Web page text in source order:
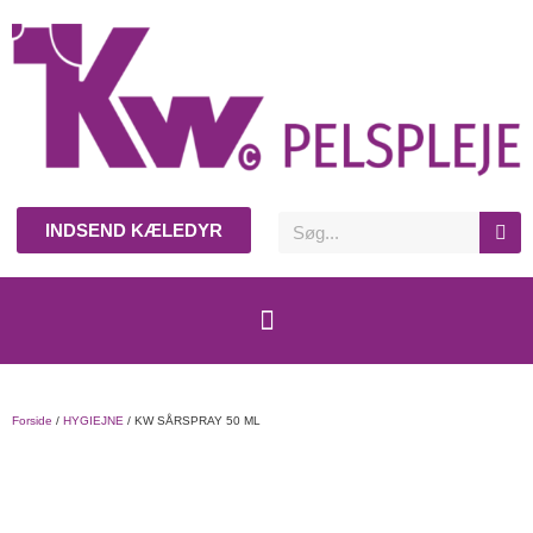
INDSEND KÆLEDYR
Forside / HYGIEJNE / KW SÅRSPRAY 50 ML